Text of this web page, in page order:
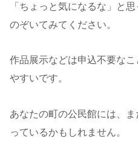
「ちょっと気になるな」と
のぞいてみてください。
作品展示などは申込不要な
やすいです。
あなたの町の公民館には、
っているかもしれません。